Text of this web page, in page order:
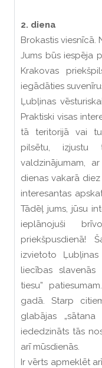
2. diena
Brokastis viesnīcā.
Jums būs iespēja
Krakovas
iegādāties
Ļubļinas
Praktiski visas
tā teritorijā vai
pilsētu, izjustu
valdzinājumam,
dienas vakarā
interesantas
Tādēļ jums, jūsu
ieplānojuši
priekšpusdienā!
izvietoto
liecības
tiesu”
gadā. Starp
glabājas
iededzināts tās
arī mūsdienās.
Ir vērts apmeklēt